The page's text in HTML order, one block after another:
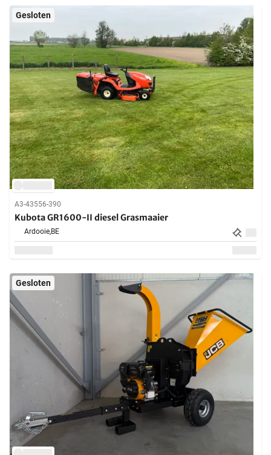
Gesloten
A3-43556-390
Kubota GR1600-II diesel Grasmaaier
Ardooie,BE
Gesloten